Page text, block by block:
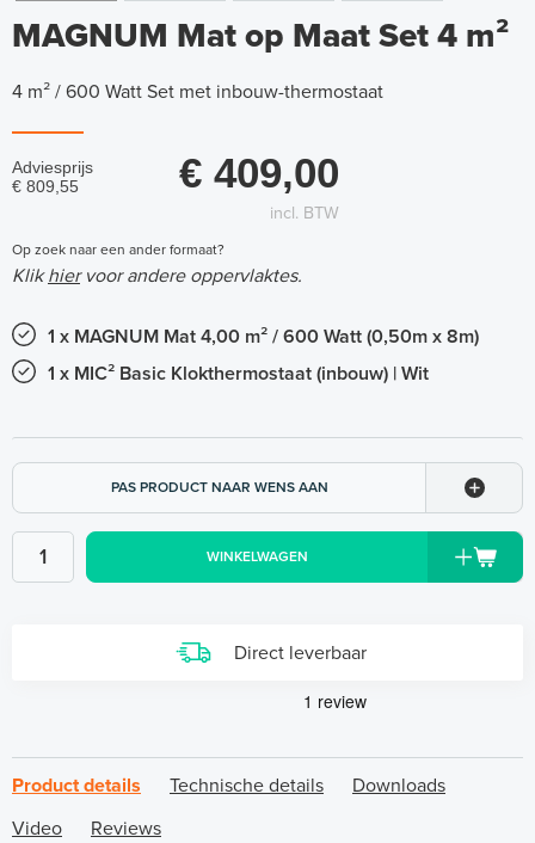
MAGNUM Mat op Maat Set 4 m²
4 m² / 600 Watt Set met inbouw-thermostaat
Adviesprijs
€ 809,55
€ 409,00
incl. BTW
Op zoek naar een ander formaat?
Klikhiervoor andere oppervlaktes.
1 x MAGNUM Mat 4,00 m² / 600 Watt (0,50m x 8m)
1 x MIC² Basic Klokthermostaat (inbouw) | Wit
PAS PRODUCT NAAR WENS AAN
WINKELWAGEN
Direct leverbaar
Product details Technische details
Downloads
Video
Reviews